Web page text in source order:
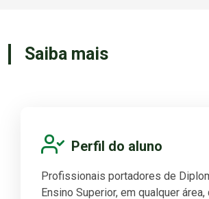
Saiba mais
Perfil do aluno
Profissionais portadores de
Ensino Superior, em qualquer